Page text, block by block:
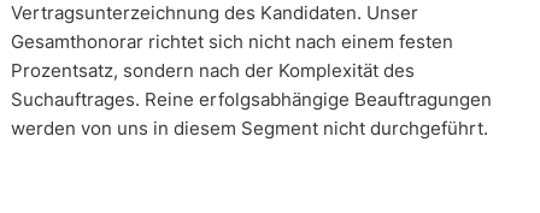
Vertragsunterzeichnung des Kandidaten. Unser
Gesamthonorar richtet sich nicht nach einem festen
Prozentsatz, sondern nach der Komplexität des
Suchauftrages. Reine erfolgsabhängige Beauftragungen
werden von uns in diesem Segment nicht durchgeführt.